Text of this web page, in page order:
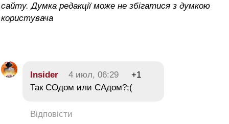
сайту. Думка редакції може не збігатися з думкою
користувача
Insider 4 июл, 06:29
+1
Так СОдом или САдом?;(
Відповісти